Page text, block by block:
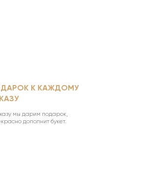
К КАЖДОМУ
мы дарим подарок,
дополнит букет.